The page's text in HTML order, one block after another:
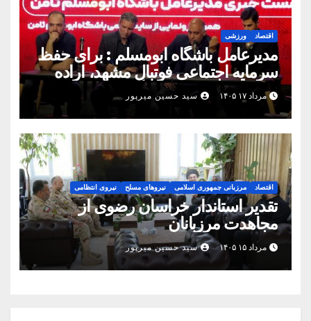
اقتصاد ورزشی
مدیرعامل باشگاه ابومسلم : برای حفظ
سرمایه اجتماعی فوتبال مشهد، اراده
مشترک استان شکل بگیرد
مرداد ۱۷ ۱۴۰۵ سید حسین میرپور
اقتصاد مرزبانی جمهوری اسلامی نیروهای مسلح نیروی انتظامی
تقدیر استاندار خراسان رضوی از
مجاهدت مرزبانان
مرداد ۱۵ ۱۴۰۵ سید حسین میرپور